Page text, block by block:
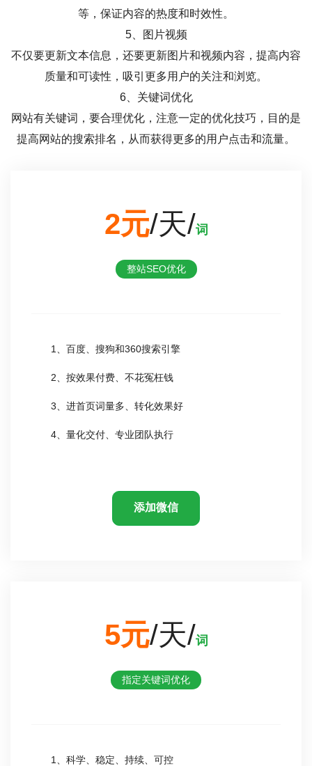
等，保证内容的热度和时效性。
5、图片视频
不仅要更新文本信息，还要更新图片和视频内容，提高内容
质量和可读性，吸引更多用户的关注和浏览。
6、关键词优化
网站有关键词，要合理优化，注意一定的优化技巧，目的是
提高网站的搜索排名，从而获得更多的用户点击和流量。
2元/天/词
整站SEO优化
1、百度、搜狗和360搜索引擎
2、按效果付费、不花冤枉钱
3、进首页词量多、转化效果好
4、量化交付、专业团队执行
添加微信
5元/天/词
指定关键词优化
1、科学、稳定、持续、可控